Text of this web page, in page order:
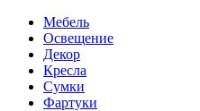
Мебель
Освещение
Декор
Кресла
Сумки
Фартуки